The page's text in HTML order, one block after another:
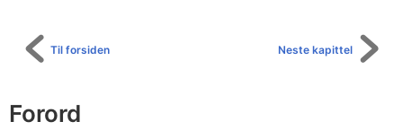
Neste kapittel
Til forsiden
Forord